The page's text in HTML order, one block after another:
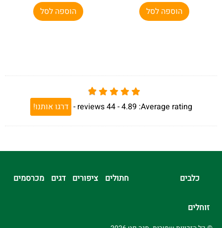
הוספה לסל הוספה לסל
Average rating:
4.89 -
44
reviews
- דרגו אותנו!
כלבים חתולים ציפורים דגים מכרסמים
זוחלים